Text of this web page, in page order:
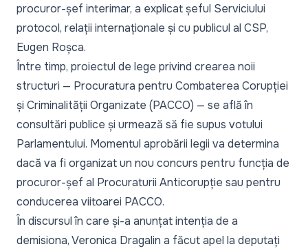
procuror-șef interimar, a explicat șeful Serviciului
protocol, relații internaționale și cu publicul al CSP,
Eugen Roșca.
Între timp, proiectul de lege privind crearea noii
structuri — Procuratura pentru Combaterea Corupției
și Criminalității Organizate (PACCO) — se află în
consultări publice și urmează să fie supus votului
Parlamentului. Momentul aprobării legii va determina
dacă va fi organizat un nou concurs pentru funcția de
procuror-șef al Procuraturii Anticorupție sau pentru
conducerea viitoarei PACCO.
În discursul în care și-a anunțat intenția de a
demisiona, Veronica Dragalin a făcut apel la deputați